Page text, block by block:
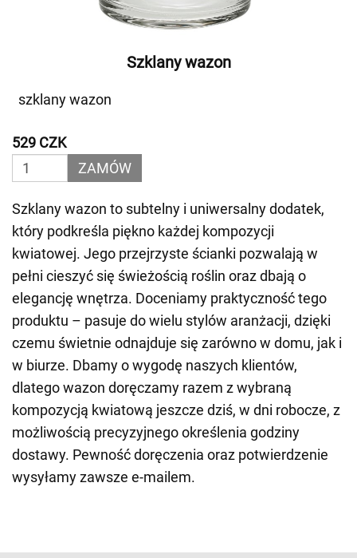
Szklany wazon
szklany wazon
529 CZK
ZAMÓW
Szklany wazon to subtelny i uniwersalny dodatek,
który podkreśla piękno każdej kompozycji
kwiatowej. Jego przejrzyste ścianki pozwalają w
pełni cieszyć się świeżością roślin oraz dbają o
elegancję wnętrza. Doceniamy praktyczność tego
produktu – pasuje do wielu stylów aranżacji, dzięki
czemu świetnie odnajduje się zarówno w domu, jak i
w biurze. Dbamy o wygodę naszych klientów,
dlatego wazon doręczamy razem z wybraną
kompozycją kwiatową jeszcze dziś, w dni robocze, z
możliwością precyzyjnego określenia godziny
dostawy. Pewność doręczenia oraz potwierdzenie
wysyłamy zawsze e-mailem.